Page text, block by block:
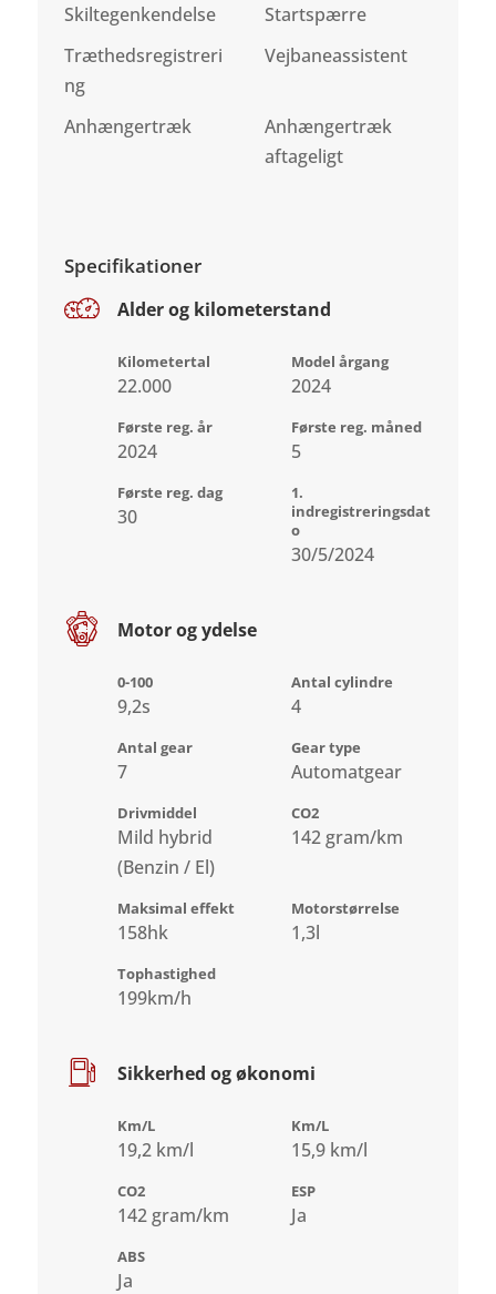
Skiltegenkendelse
Startspærre
Træthedsregistreri
ng
Vejbaneassistent
Anhængertræk
Anhængertræk
aftageligt
Specifikationer
Alder og kilometerstand
Kilometertal
22.000
Model årgang
2024
Første reg. år
2024
Første reg. måned
5
Første reg. dag
30
1.
indregistreringsdat
o
30/5/2024
Motor og ydelse
0-100
9,2s
Antal cylindre
4
Antal gear
7
Gear type
Automatgear
Drivmiddel
Mild hybrid
(Benzin / El)
CO2
142 gram/km
Maksimal effekt
158hk
Motorstørrelse
1,3l
Tophastighed
199km/h
Sikkerhed og økonomi
Km/L
19,2 km/l
Km/L
15,9 km/l
CO2
142 gram/km
ESP
Ja
ABS
Ja